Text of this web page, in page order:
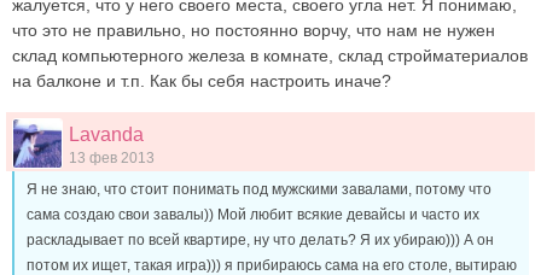
жалуется, что у него своего места, своего угла нет. Я понимаю,
что это не правильно, но постоянно ворчу, что нам не нужен
склад компьютерного железа в комнате, склад стройматериалов
на балконе и т.п. Как бы себя настроить иначе?
Lavanda
13 фев 2013
Я не знаю, что стоит понимать под мужскими завалами, потому что
сама создаю свои завалы)) Мой любит всякие девайсы и часто их
раскладывает по всей квартире, ну что делать? Я их убираю))) А он
потом их ищет, такая игра))) я прибираюсь сама на его столе, вытираю